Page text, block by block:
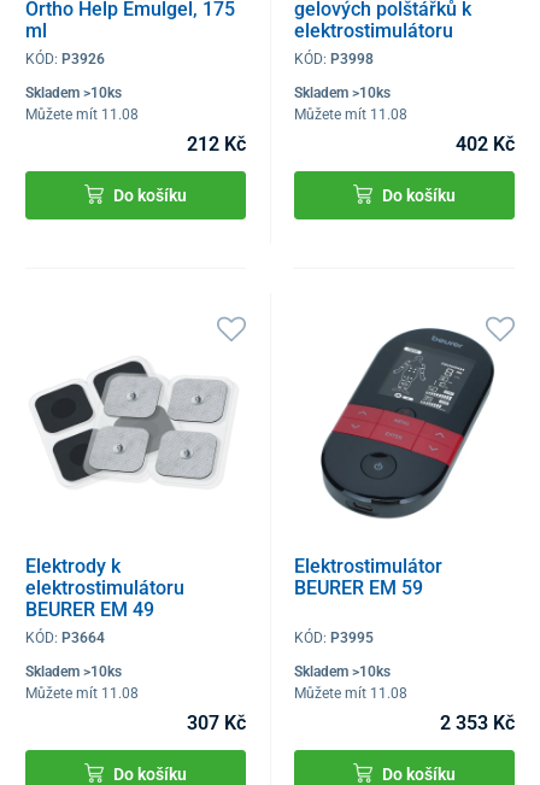
Ortho Help Emulgel, 175
ml
KÓD: P3926
Skladem >10ks
Můžete mít 11.08
212 Kč
Do košíku
gelových polštářků k
elektrostimulátoru
BEURER EM 59
KÓD: P3998
Skladem >10ks
Můžete mít 11.08
402 Kč
Do košíku
Elektrody k
elektrostimulátoru
BEURER EM 49
KÓD: P3664
Skladem >10ks
Můžete mít 11.08
307 Kč
Do košíku
Elektrostimulátor
BEURER EM 59
KÓD: P3995
Skladem >10ks
Můžete mít 11.08
2 353 Kč
Do košíku